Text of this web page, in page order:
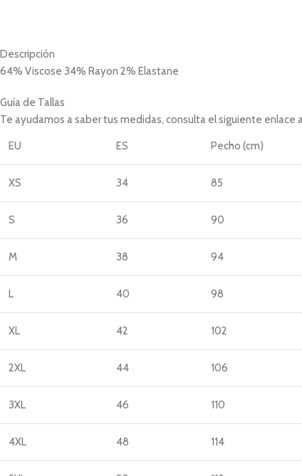
Descripción
64% Viscose 34% Rayon 2% Elastane
Guía de Tallas
Te ayudamos a saber tus medidas, consulta el siguiente enlace
EU ES Pecho (cm)
XS 34 85
S 36 90
M 38 94
L 40 98
XL 42 102
2XL 44 106
3XL 46 110
4XL 48 114